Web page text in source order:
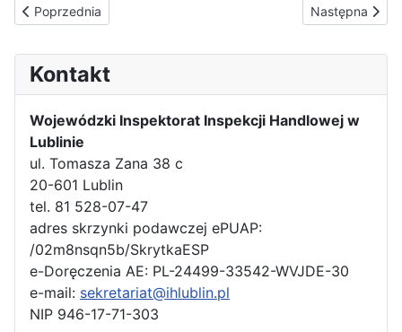
Poprzednia strona: Stylizuj z głową – kontrola Inspekcji
Poprzednia Następna
Następna
Kontakt
Wojewódzki Inspektorat Inspekcji Handlowej w
Lublinie
ul. Tomasza Zana 38 c
20-601 Lublin
tel. 81 528-07-47
adres skrzynki podawczej ePUAP:
/02m8nsqn5b/SkrytkaESP
e-Doręczenia AE: PL-24499-33542-WVJDE-30
e-mail: sekretariat@ihlublin.pl
NIP 946-17-71-303